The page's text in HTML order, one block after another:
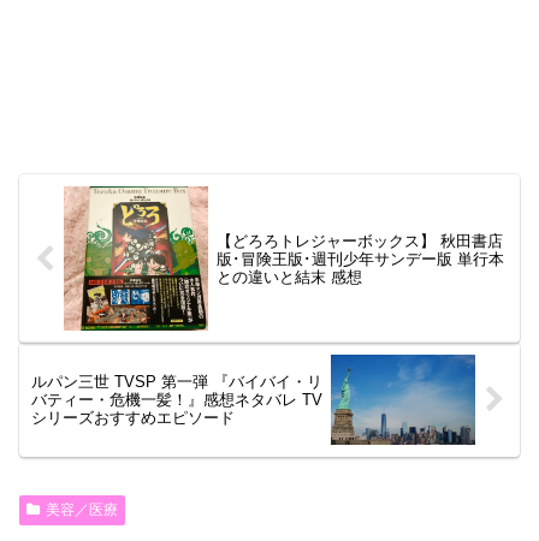
【どろろトレジャーボックス】 秋田書店
版･冒険王版･週刊少年サンデー版 単行本
との違いと結末 感想
ルパン三世 TVSP 第一弾 『バイバイ・リ
バティー・危機一髪！』感想ネタバレ TV
シリーズおすすめエピソード
美容／医療